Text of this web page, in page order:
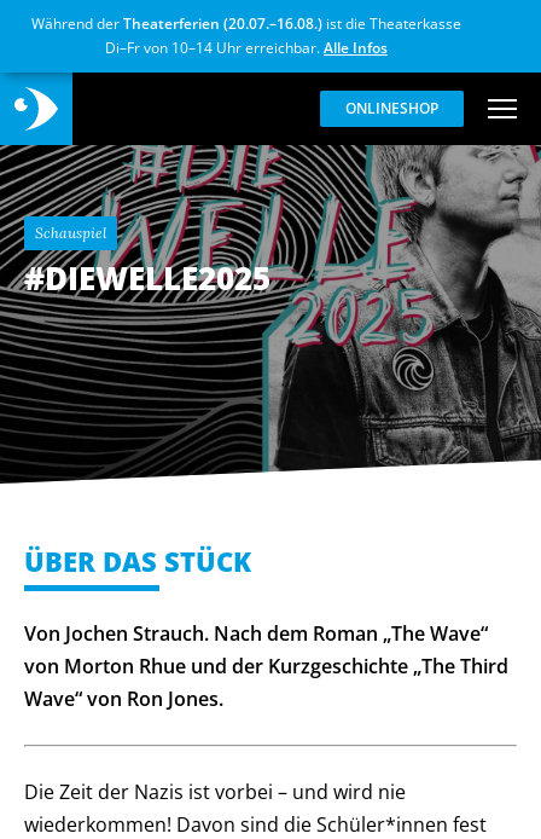
Während derTheaterferien (20.07.–16.08.) ist die Theaterkasse
Di–Fr von 10–14 Uhr erreichbar.Alle Infos
ONLINESHOP
Schauspiel
#DIEWELLE2025
ÜBER DAS STÜCK
Von Jochen Strauch. Nach dem Roman „The Wave“
von Morton Rhue und der Kurzgeschichte „The Third
Wave“ von Ron Jones.
Die Zeit der Nazis ist vorbei – und wird nie
wiederkommen! Davon sind die Schüler*innen fest